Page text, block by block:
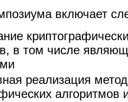
включает
в том числе
реализация
алгоритмов